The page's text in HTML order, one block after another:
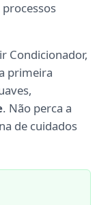
Condicionador,
primeira
. Não perca a
de cuidados